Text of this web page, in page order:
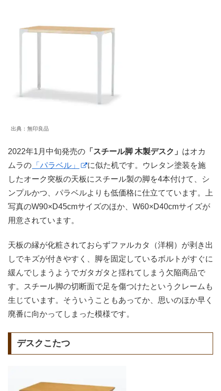
出典：無印良品
2022年1月中旬発売の 「スチール脚 木製デスク」 はオカ
ムラの 「パラベル」
に似た机です。ウレタン塗装を施
したオーク突板の天板にスチール製の脚を4本付けて、シ
ンプルかつ、パラベルよりも低価格に仕立てています。上
写真のW90×D45cmサイズのほか、W60×D40cmサイズが
用意されています。
天板の縁が化粧されておらずファルカタ（洋桐）が剥き出
しでキズが付きやすく、脚を固定しているボルトがすぐに
緩んでしまうようでガタガタと揺れてしまう欠陥商品で
す。スチール脚の切断面で足を傷つけたというクレームも
生じています。そういうこともあってか、思いのほか早く
廃番に向かってしまった模様です。
デスクこたつ